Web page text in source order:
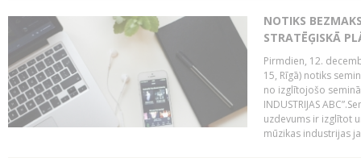
NOTIKS
STRATĒĢISKĀ
Pirmdien, 12.
15, Rīgā) notiks
no izglītojošo
INDUSTRIJAS
uzdevums ir izglītot
mūzikas industrijas